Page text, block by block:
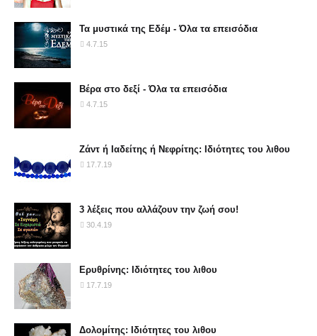
Τα μυστικά της Εδέμ - Όλα τα επεισόδια
4.7.15
Βέρα στο δεξί - Όλα τα επεισόδια
4.7.15
Ζάντ ή Ιαδείτης ή Νεφρίτης: Ιδιότητες του λιθου
17.7.19
3 λέξεις που αλλάζουν την ζωή σου!
30.4.19
Ερυθρίνης: Ιδιότητες του λιθου
17.7.19
Δολομίτης: Ιδιότητες του λιθου